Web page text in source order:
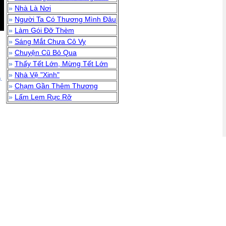
» Nhà Là Nơi
» Người Ta Có Thương Mình Đâu
» Làm Gói Đỡ Thèm
» Sáng Mắt Chưa Cô Vy
» Chuyện Cũ Bỏ Qua
» Thấy Tết Lớn, Mừng Tết Lớn
» Nhà Vệ "Xinh"
» Chạm Gần Thêm Thương
» Lấm Lem Rực Rỡ